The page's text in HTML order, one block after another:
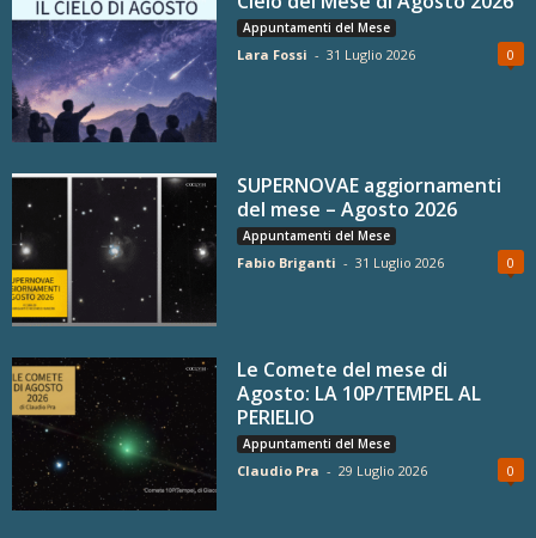
Appuntamenti del Mese
Lara Fossi - 31 Luglio 2026 0
SUPERNOVAE aggiornamenti
del mese – Agosto 2026
Appuntamenti del Mese
Fabio Briganti - 31 Luglio 2026 0
Le Comete del mese di
Agosto: LA 10P/TEMPEL AL
PERIELIO
Appuntamenti del Mese
Claudio Pra - 29 Luglio 2026 0